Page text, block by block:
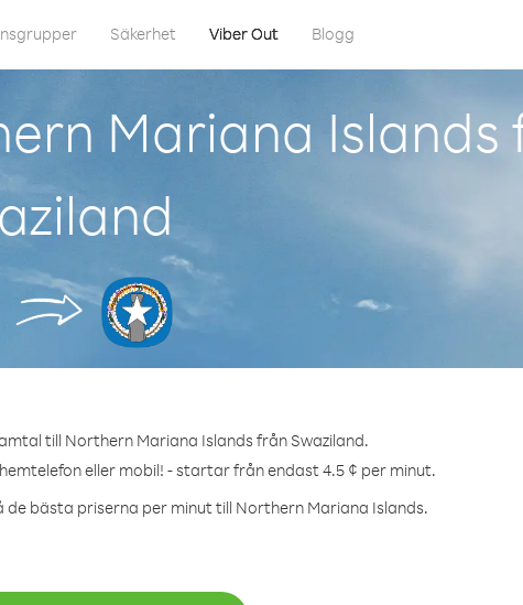
Säkerhet Viber Out Blogg
Mariana Islands
till Northern Mariana Islands från Swaziland.
eller mobil! - startar från endast 4.5 ¢ per minut.
bästa priserna per minut till Northern Mariana Islands.